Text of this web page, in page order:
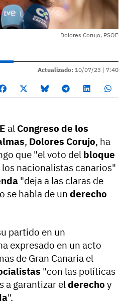
Dolores Corujo, PSOE
Actualizado: 10/07/23 | 7:40
al Congreso de los
, Dolores Corujo, ha
que "el voto del bloque
los nacionalistas canarios"
"deja a las claras de
se habla de un derecho
partido en un
expresado en un acto
de Gran Canaria el
"con las políticas
a garantizar elderecho y
".